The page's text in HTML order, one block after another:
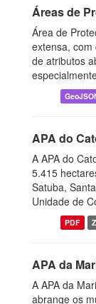
Áreas de
Área de
extensa,
de atributos
APA do
A APA do
5.415
Satuba,
Unidade de
PDF
APA da
A APA da
abrange os